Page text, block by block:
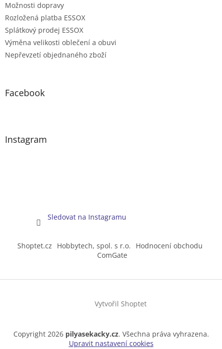
Možnosti dopravy
Rozložená platba ESSOX
Splátkový prodej ESSOX
Výměna velikosti oblečení a obuvi
Nepřevzetí objednaného zboží
Facebook
Instagram
Sledovat na Instagramu
Shoptet.cz Hobbytech, spol. s r.o.
Hodnocení obchodu
ComGate
Vytvořil Shoptet
Copyright 2026 pilyasekacky.cz. Všechna práva vyhrazena.
Upravit nastavení cookies